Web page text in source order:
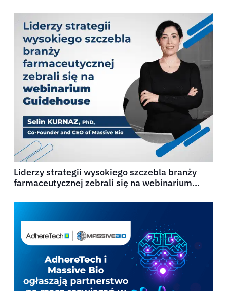
O nas
Zalogować się
Polski
Liderzy strategii wysokiego szczebla branży
farmaceutycznej zebrali się na webinarium